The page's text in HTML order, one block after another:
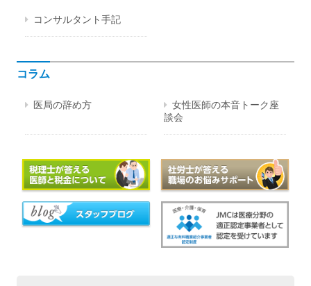
コンサルタント手記
コラム
医局の辞め方
女性医師の本音トーク座
談会